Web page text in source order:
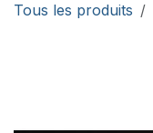
Tous les produits